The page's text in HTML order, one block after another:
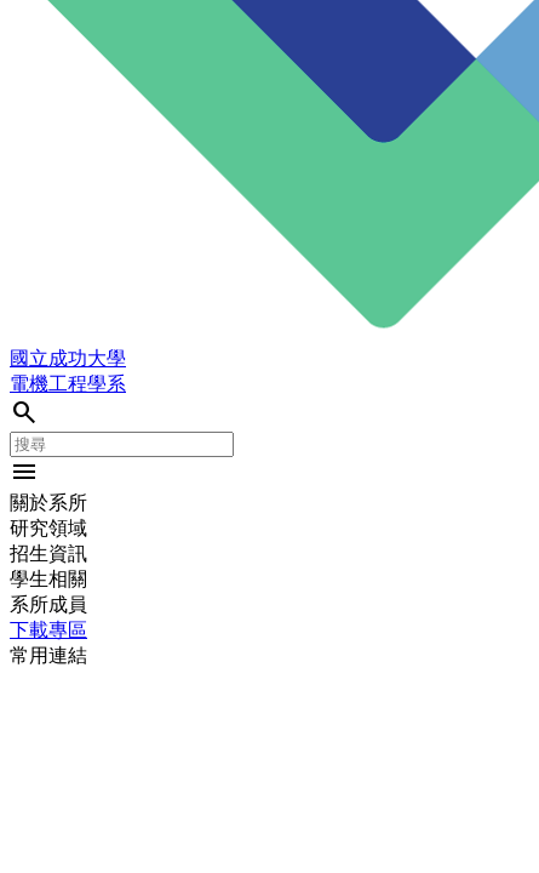
國立成功大學
電機工程學系
search
menu
關於系所
研究領域
招生資訊
學生相關
系所成員
下載專區
常用連結